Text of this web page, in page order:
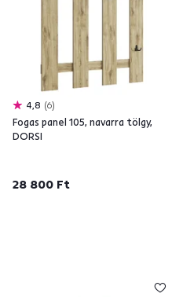
4,8 6
Fogas panel 105, navarra tölgy,
DORSI
28 800 Ft